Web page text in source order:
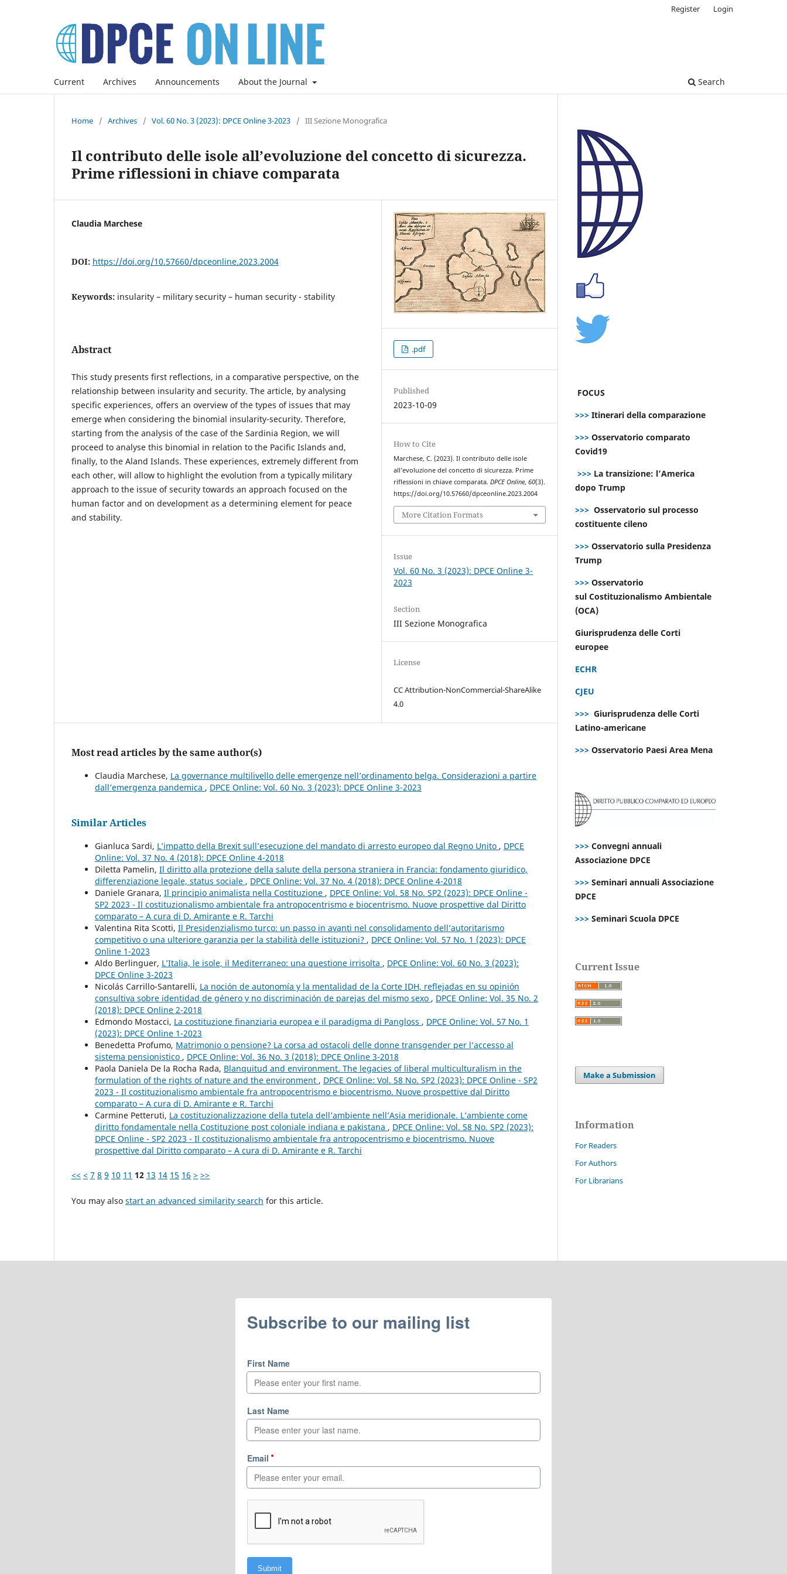
Current Archives Announcements About the Journal Search
Register Login
Home / Archives / Vol. 60 No. 3 (2023): DPCE Online 3-2023 / III Sezione Monografica
Il contributo delle isole all’evoluzione del concetto di sicurezza.
Prime riflessioni in chiave comparata
Claudia Marchese
DOI: https://doi.org/10.57660/dpceonline.2023.2004
Keywords: insularity – military security – human security - stability
Abstract
This study presents first reflections, in a comparative perspective, on the
relationship between insularity and security. The article, by analysing
specific experiences, offers an overview of the types of issues that may
emerge when considering the binomial insularity-security. Therefore,
starting from the analysis of the case of the Sardinia Region, we will
proceed to analyse this binomial in relation to the Pacific Islands and,
finally, to the Aland Islands. These experiences, extremely different from
each other, will allow to highlight the evolution from a typically military
approach to the issue of security towards an approach focused on the
human factor and on development as a determining element for peace
and stability.
.pdf
Published
2023-10-09
How to Cite
Marchese, C. (2023). Il contributo delle isole
all’evoluzione del concetto di sicurezza. Prime
riflessioni in chiave comparata.DPCE Online,60(3).
https://doi.org/10.57660/dpceonline.2023.2004
More Citation Formats
Issue
Vol. 60 No. 3 (2023): DPCE Online 3-
2023
Section
III Sezione Monografica
License
CC Attribution-NonCommercial-ShareAlike
4.0
Most read articles by the same author(s)
Claudia Marchese, La governance multilivello delle emergenze nell’ordinamento belga. Considerazioni a partire
dall’emergenza pandemica , DPCE Online: Vol. 60 No. 3 (2023): DPCE Online 3-2023
Similar Articles
Gianluca Sardi, L’impatto della Brexit sull’esecuzione del mandato di arresto europeo dal Regno Unito , DPCE
Online: Vol. 37 No. 4 (2018): DPCE Online 4-2018
Diletta Pamelin, Il diritto alla protezione della salute della persona straniera in Francia: fondamento giuridico,
differenziazione legale, status sociale , DPCE Online: Vol. 37 No. 4 (2018): DPCE Online 4-2018
Daniele Granara, Il principio animalista nella Costituzione , DPCE Online: Vol. 58 No. SP2 (2023): DPCE Online -
SP2 2023 - Il costituzionalismo ambientale fra antropocentrismo e biocentrismo. Nuove prospettive dal Diritto
comparato – A cura di D. Amirante e R. Tarchi
Valentina Rita Scotti, Il Presidenzialismo turco: un passo in avanti nel consolidamento dell’autoritarismo
competitivo o una ulteriore garanzia per la stabilità delle istituzioni? , DPCE Online: Vol. 57 No. 1 (2023): DPCE
Online 1-2023
Aldo Berlinguer, L’Italia, le isole, il Mediterraneo: una questione irrisolta , DPCE Online: Vol. 60 No. 3 (2023):
DPCE Online 3-2023
Nicolás Carrillo-Santarelli, La noción de autonomía y la mentalidad de la Corte IDH, reflejadas en su opinión
consultiva sobre identidad de género y no discriminación de parejas del mismo sexo , DPCE Online: Vol. 35 No. 2
(2018): DPCE Online 2-2018
Edmondo Mostacci, La costituzione finanziaria europea e il paradigma di Pangloss , DPCE Online: Vol. 57 No. 1
(2023): DPCE Online 1-2023
Benedetta Profumo, Matrimonio o pensione? La corsa ad ostacoli delle donne transgender per l’accesso al
sistema pensionistico , DPCE Online: Vol. 36 No. 3 (2018): DPCE Online 3-2018
Paola Daniela De la Rocha Rada, Blanquitud and environment. The legacies of liberal multiculturalism in the
formulation of the rights of nature and the environment , DPCE Online: Vol. 58 No. SP2 (2023): DPCE Online - SP2
2023 - Il costituzionalismo ambientale fra antropocentrismo e biocentrismo. Nuove prospettive dal Diritto
comparato – A cura di D. Amirante e R. Tarchi
Carmine Petteruti, La costituzionalizzazione della tutela dell’ambiente nell’Asia meridionale. L’ambiente come
diritto fondamentale nella Costituzione post coloniale indiana e pakistana , DPCE Online: Vol. 58 No. SP2 (2023):
DPCE Online - SP2 2023 - Il costituzionalismo ambientale fra antropocentrismo e biocentrismo. Nuove
prospettive dal Diritto comparato – A cura di D. Amirante e R. Tarchi
<< < 7 8 9 10 11 12 13 14 15 16 > >>
You may also start an advanced similarity search for this article.
FOCUS
>>> Itinerari della comparazione
>>> Osservatorio comparato
Covid19
>>> La transizione: l’America
dopo Trump
>>> Osservatorio sul processo
costituente cileno
>>> Osservatorio sulla Presidenza
Trump
>>> Osservatorio
sul Costituzionalismo Ambientale
(OCA)
Giurisprudenza delle Corti
europee
ECHR
CJEU
>>> Giurisprudenza delle Corti
Latino-americane
>>> Osservatorio Paesi Area Mena
>>> Convegni annuali
Associazione DPCE
>>> Seminari annuali Associazione
DPCE
>>> Seminari Scuola DPCE
Current Issue
Make a Submission
Information
For Readers
For Authors
For Librarians